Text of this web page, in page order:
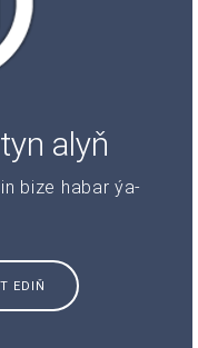
alyň
bize habar ýa-
EDIŇ